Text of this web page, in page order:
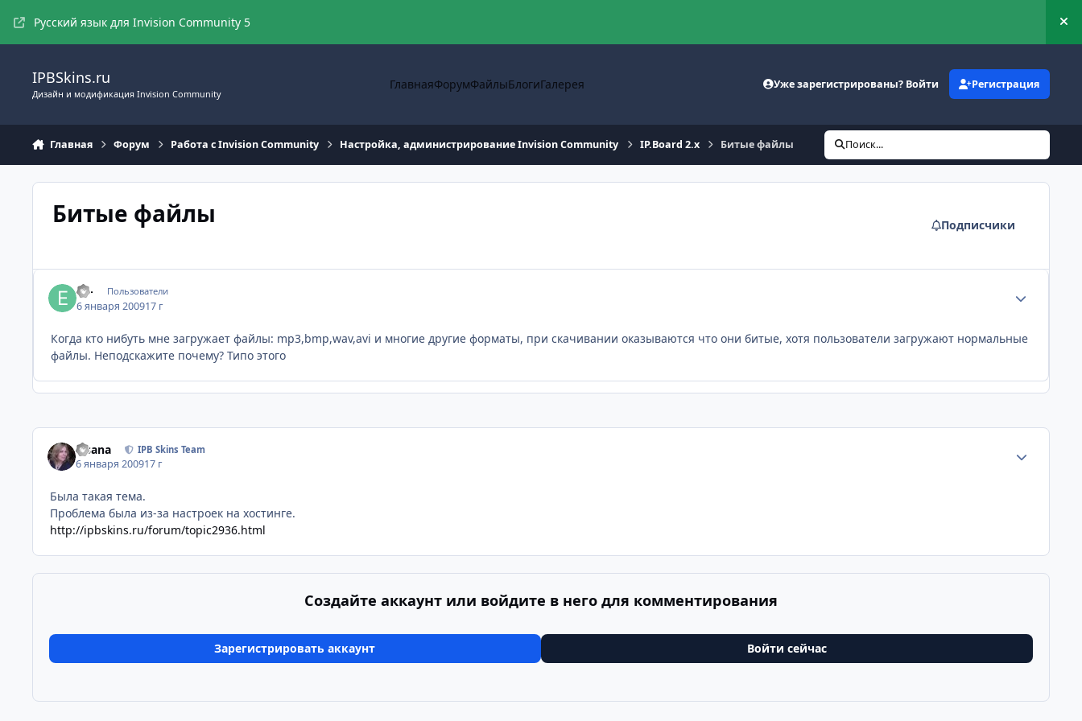
Русский язык для Invision Community 5
IPBSkins.ru
Дизайн и модификация Invision Community
ГлавнаяФорумФайлыБлогиГалерея Уже зарегистрированы? Войти Регистрация
Главная Форум Работа с Invision Community Настройка, администрирование Invision Community IP.Board 2.x Битые файлы Поиск...
Битые файлы Подписчики
ex- Пользователи
6 января 200917 г
Когда кто нибуть мне загружает файлы: mp3,bmp,wav,avi и многие другие форматы, при скачивании оказываются что они битые, хотя пользователи загружают нормальные
файлы. Неподскажите почему? Типо этого
Fisana IPB Skins Team
6 января 200917 г
Была такая тема.
Проблема была из-за настроек на хостинге.
http://ipbskins.ru/forum/topic2936.html
Создайте аккаунт или войдите в него для комментирования
Зарегистрировать аккаунт Войти сейчас